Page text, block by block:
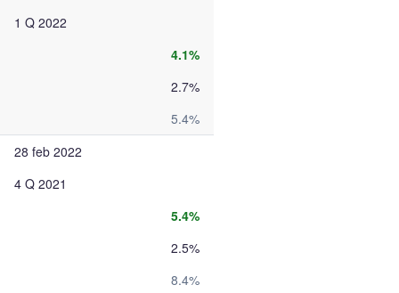
1 Q 2022
4.1%
2.7%
5.4%
28 feb 2022
4 Q 2021
5.4%
2.5%
8.4%